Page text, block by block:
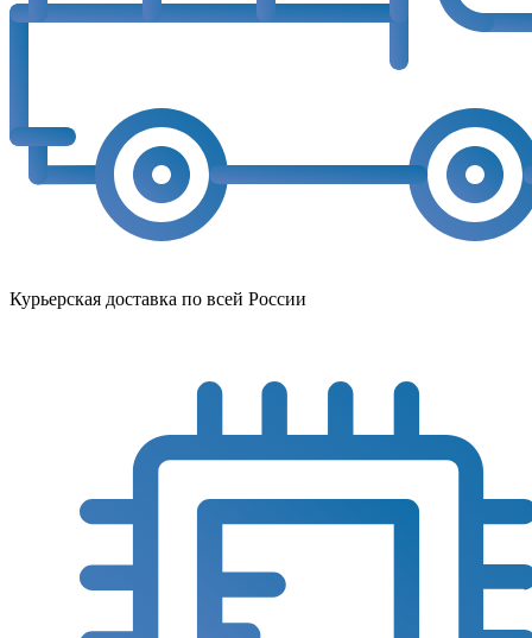
Курьерская доставка по всей России